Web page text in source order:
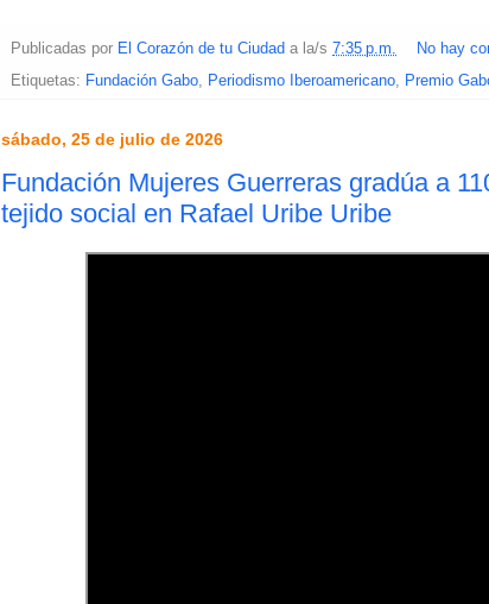
Publicadas por El Corazón de tu Ciudad a la/s 7:35 p.m.
No hay
Etiquetas: Fundación Gabo, Periodismo Iberoamericano, Premio
sábado, 25 de julio de 2026
Fundación Mujeres Guerreras gradúa a
tejido social en Rafael Uribe Uribe